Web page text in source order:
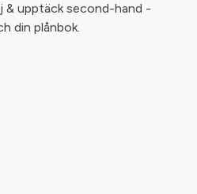
& upptäck second-hand -
din plånbok.